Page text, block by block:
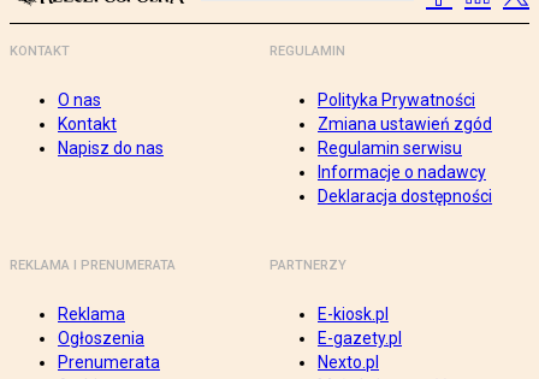
KONTAKT
O nas
Kontakt
Napisz do nas
REGULAMIN
Polityka Prywatności
Zmiana ustawień zgód
Regulamin serwisu
Informacje o nadawcy
Deklaracja dostępności
REKLAMA I PRENUMERATA
Reklama
Ogłoszenia
Prenumerata
PARTNERZY
E-kiosk.pl
E-gazety.pl
Nexto.pl